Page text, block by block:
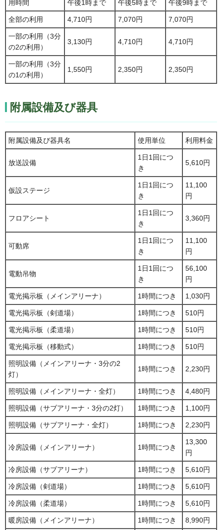
用時間
午後1時まで
午後5時まで
午後9時まで
全部の利用 4,710円 7,070円 7,070円
一部の利用（3分
の2の利用）
3,130円 4,710円 4,710円
一部の利用（3分
の1の利用）
1,550円 2,350円 2,350円
附属設備及び器具
附属設備及び器具名 使用単位 利用料金
放送設備
1日1回につ
き
5,610円
仮設ステージ
1日1回につ
き
11,100
円
フロアシート
1日1回につ
き
3,360円
可動席
1日1回につ
き
11,100
円
電動吊物
1日1回につ
き
56,100
円
電光掲示板（メインアリーナ） 1時間につき 1,030円
電光掲示板（剣道場） 1時間につき 510円
電光掲示板（柔道場） 1時間につき 510円
電光掲示板（移動式） 1時間につき 510円
照明設備（メインアリーナ・3分の2
灯）
1時間につき 2,230円
照明設備（メインアリーナ・全灯） 1時間につき 4,480円
照明設備（サブアリーナ・3分の2灯） 1時間につき 1,100円
照明設備（サブアリーナ・全灯） 1時間につき 2,230円
冷房設備（メインアリーナ） 1時間につき
13,300
円
冷房設備（サブアリーナ） 1時間につき 5,610円
冷房設備（剣道場） 1時間につき 5,610円
冷房設備（柔道場） 1時間につき 5,610円
暖房設備（メインアリーナ） 1時間につき 8,990円